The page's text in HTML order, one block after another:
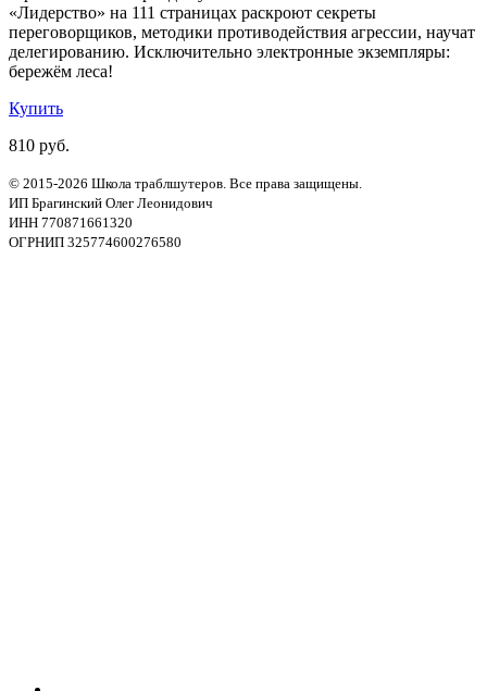
«Лидерство» на 111 страницах раскроют секреты
переговорщиков, методики противодействия агрессии, научат
делегированию. Исключительно электронные экземпляры:
бережём леса!
Купить
810 руб.
© 2015-2026 Школа траблшутеров. Все права защищены.
ИП Брагинский Олег Леонидович
ИНН 770871661320
ОГРНИП 325774600276580